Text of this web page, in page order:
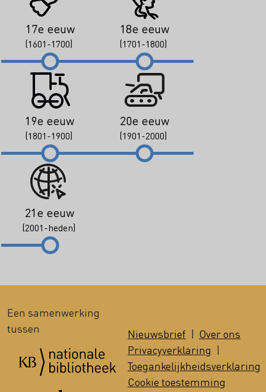
17e eeuw
(1601-1700)
18e eeuw
(1701-1800)
19e eeuw
(1801-1900)
20e eeuw
(1901-2000)
21e eeuw
(2001-heden)
Een samenwerking
tussen
Nieuwsbrief | Over ons
Privacyverklaring |
Toegankelijkheidsverklaring
Cookie toestemming